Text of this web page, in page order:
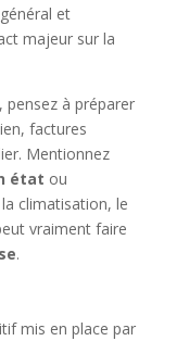
et
majeur sur la
, pensez à préparer
factures
Mentionnez
état ou
climatisation, le
vraiment faire
.
mis en place par